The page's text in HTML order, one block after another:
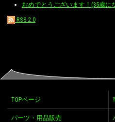
おめでとうございます！(35歳に
RSS 2.0
TOPページ
パーツ・用品販売